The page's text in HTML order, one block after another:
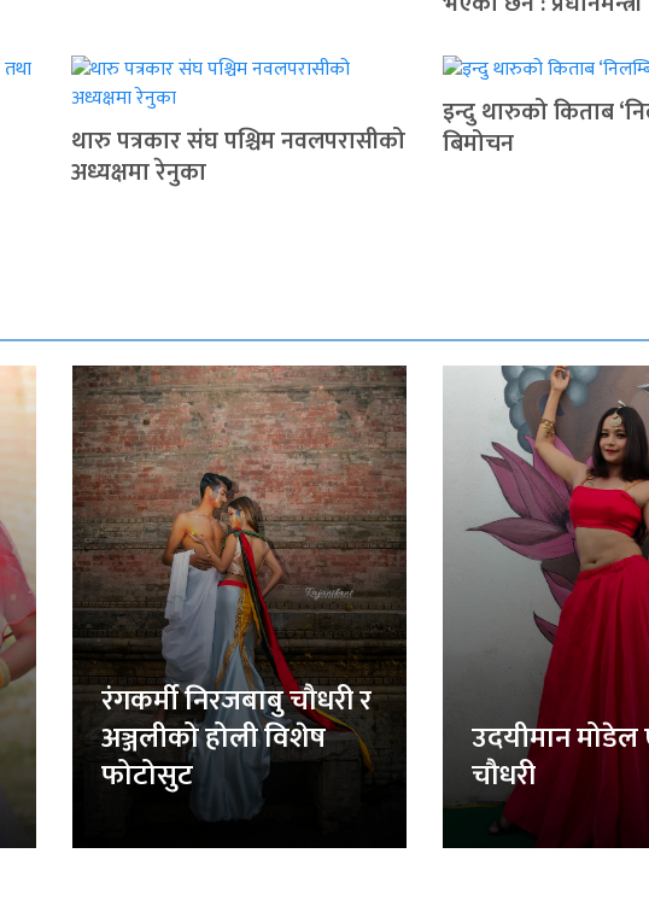
थारु पत्रकार संघ पश्चिम नवलपरासीको
अध्यक्षमा रेनुका
इन्दु थारुको किताब
बिमोचन
रंगकर्मी निरजबाबु चौधरी र
अञ्जलीको होली विशेष
फोटोसुट
उदयीमान मोडेल
चौधरी